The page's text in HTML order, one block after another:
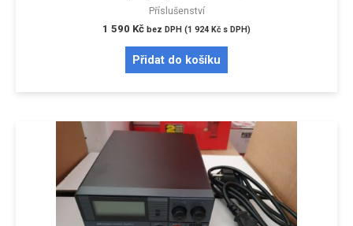
Příslušenství
1 590 Kč bez DPH (1 924 Kč s DPH)
Přidat do košíku